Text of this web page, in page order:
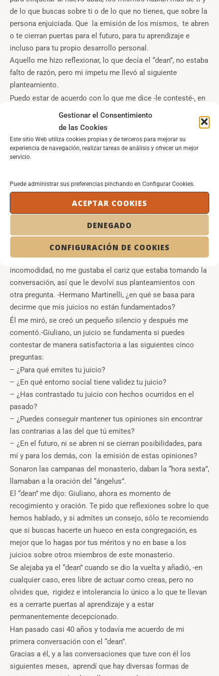
Gestionar el Consentimiento
de las Cookies
Este sitio Web utiliza cookies propias y de terceros para mejorar su
experiencia de navegación, realizar tareas de análisis y ofrecer un mejor
servicio.
Puede administrar sus preferencias pinchando en Configurar Cookies.
ACEPTAR COOKIES
DENEGADO
CONFIGURACIÓN DE COOKIES
de lo que buscas sobre ti o de lo que no tienes, que sobre la
persona enjuiciada. Que la emisión de los mismos, te abren
o te cierran puertas para el futuro, para tu aprendizaje e
incluso para tu propio desarrollo personal.
Aquello me hizo reflexionar, lo que decía el “dean”, no estaba
falto de razón, pero mi ímpetu me llevó al siguiente
planteamiento.
Puedo estar de acuerdo con lo que me dice -le contesté-, en
cualquier caso, lo ocurrido no es tan grave. Lo que yo
buscaba, era iniciar una conversación con mis compañeros
para poder entablar relación con ellos.
Me parece bien que lo que busques es adquirir visibilidad y
presencia entre tus compañeros, pero de la manera que lo
es un hecho objetivo, quizá, y repito solo quizá, no sea la
más afortunada.
¿Has pensado si hay otra manera para poder hacerte más
visible entre tus compañeros, sin necesidad de entrar en la
crítica fácil y basada en suposiciones no fundamentadas?-
continuó el “dean”.
Aquellas últimas palabras me provocaron cierta
incomodidad, no me gustaba el cariz que estaba tomando la
conversación, así que le devolví sus planteamientos con
otra pregunta. -Hermano Martinelli, ¿en qué se basa para
decirme que mis juicios no están fundamentados?
Él me miró, se creó un pequeño silencio y después me
comentó.-Giuliano, un juicio se fundamenta si puedes
contestar de manera satisfactoria a las siguientes cinco
preguntas:
– ¿Para qué emites tu juicio?
– ¿En qué entorno social tiene validez tu juicio?
– ¿Has contrastado tu juicio con hechos ocurridos en el
pasado?
– ¿Puedes conseguir mantener tus opiniones sin encontrar
las contrarias a las del que tú emites?
– ¿En el futuro, ni se abren ni se cierran posibilidades, para
mí y para los demás, con la emisión de estas opiniones?
Sonaron las campanas del monasterio, daban la “hora sexta”,
llamaban a la oración del “ángelus”.
El “dean” me dijo: Giuliano, ahora es momento de
recogimiento y oración. Te pido que reflexiones sobre lo que
hemos hablado, y si admites un consejo, sólo te recomiendo
que si buscas hacerte un hueco en esta congregación, es
mejor que lo hagas por tus méritos y no en base a los
juicios sobre otros miembros de este monasterio.
Se alejaba ya el “dean” cuando se dio la vuelta y añadió, -en
cualquier caso, eres libre de actuar como creas, pero no
olvides que, rigidez e intolerancia lo único a lo que te llevan
es a cerrarte puertas al aprendizaje y a estar
permanentemente decepcionado.
Han pasado casi 40 años y todavía me acuerdo de mi
primera conversación con el “dean”.
Gracias a él, y a las conversaciones que tuve con él los
siguientes meses, aprendí que hay diversas formas de